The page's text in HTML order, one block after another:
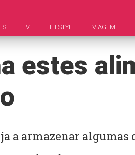
TV LIFESTYLE VIAGEM
estes
a armazenar